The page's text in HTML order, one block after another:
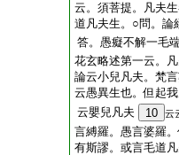
云。須菩提。凡夫
道凡夫生。○問。論
答。愚癡不解一毛
花玄略述第一云。
論云小兒凡夫。梵
云愚異生也。但起
云嬰兒凡夫
10 云
言縛羅。愚言婆羅
有斯謬。或言毛道